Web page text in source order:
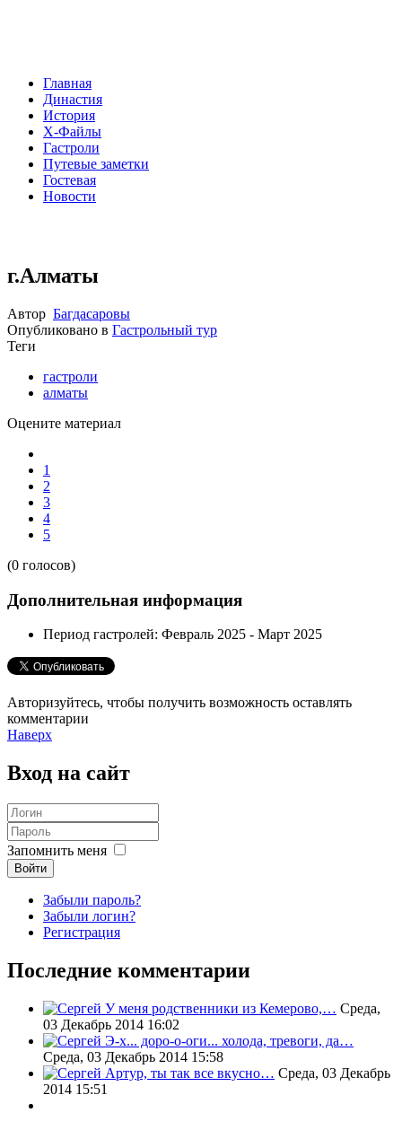
Главная
Династия
История
Х-Файлы
Гастроли
Путевые заметки
Гостевая
Новости
г.Алматы
Автор Багдасаровы
Опубликовано в Гастрольный тур
Теги
гастроли
алматы
Оцените материал
1
2
3
4
5
(0 голосов)
Дополнительная информация
Период гастролей: Февраль 2025 - Март 2025
Авторизуйтесь, чтобы получить возможность оставлять
комментарии
Наверх
Вход на сайт
Запомнить меня
Войти
Забыли пароль?
Забыли логин?
Регистрация
Последние комментарии
У меня родственники из Кемерово,… Среда,
03 Декабрь 2014 16:02
Э-х... доро-о-оги... холода, тревоги, да…
Среда, 03 Декабрь 2014 15:58
Артур, ты так все вкусно… Среда, 03 Декабрь
2014 15:51